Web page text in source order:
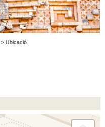
> Ubicació